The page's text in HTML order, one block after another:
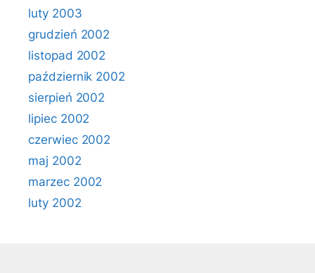
luty 2003
grudzień 2002
listopad 2002
październik 2002
sierpień 2002
lipiec 2002
czerwiec 2002
maj 2002
marzec 2002
luty 2002